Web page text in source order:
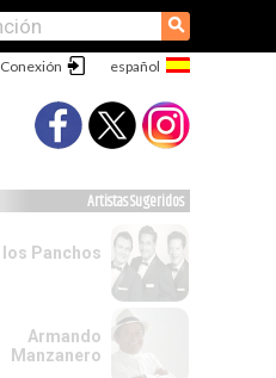
⚲
Conexión
Artistas Sugeridos
los Panchos
Armando
Manzanero